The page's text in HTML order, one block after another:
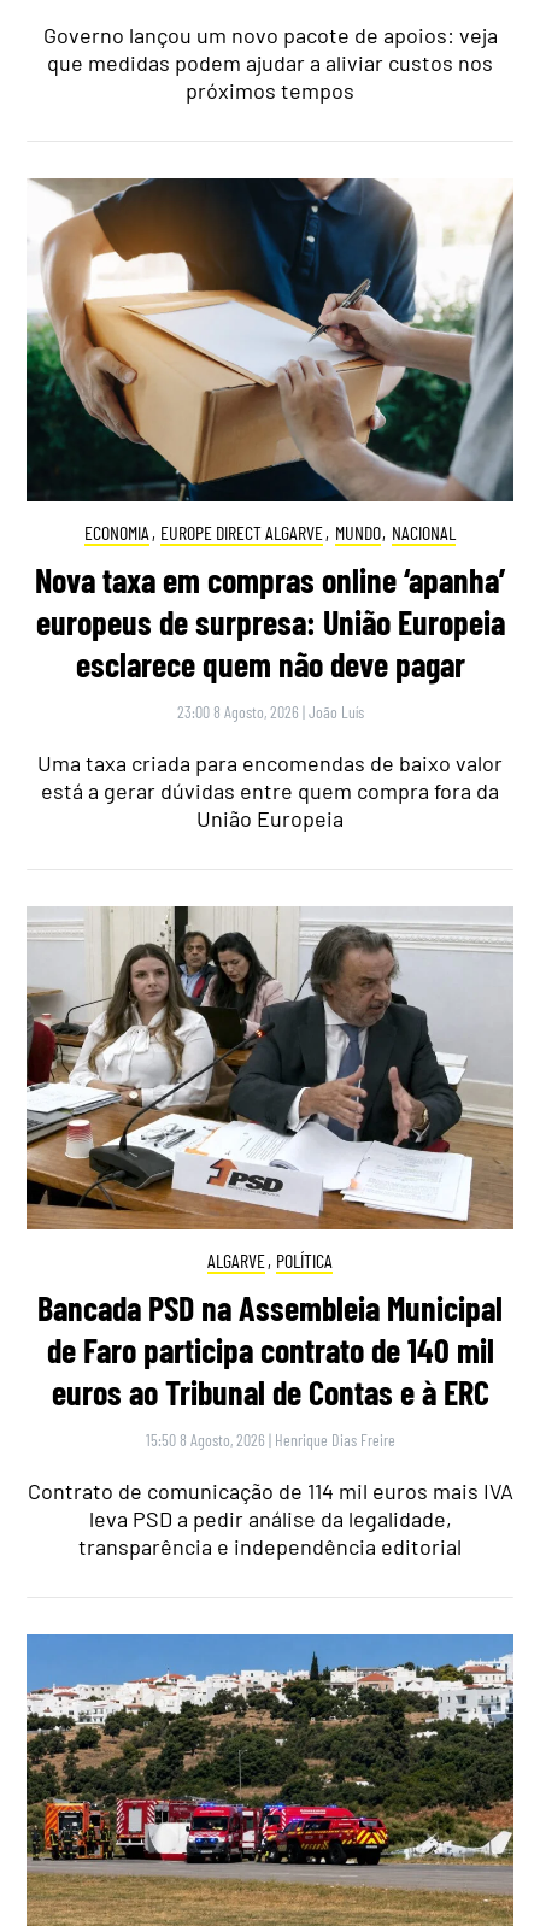
Governo lançou um novo pacote de apoios: veja
que medidas podem ajudar a aliviar custos nos
próximos tempos
ECONOMIA , EUROPE DIRECT ALGARVE, MUNDO, NACIONAL
Nova taxa em compras online ‘apanha’
europeus de surpresa: União Europeia
esclarece quem não deve pagar
23:00 8 Agosto, 2026 |João Luís
Uma taxa criada para encomendas de baixo valor
está a gerar dúvidas entre quem compra fora da
União Europeia
ALGARVE, POLÍTICA
Bancada PSD na Assembleia Municipal
de Faro participa contrato de 140 mil
euros ao Tribunal de Contas e à ERC
15:50 8 Agosto, 2026 | Henrique Dias Freire
Contrato de comunicação de 114 mil euros mais IVA
leva PSD a pedir análise da legalidade,
transparência e independência editorial